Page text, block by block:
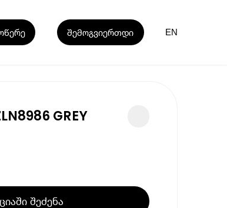
შემოგვიერთდი EN
GREY
შეძენა